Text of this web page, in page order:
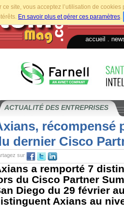
site, vous acceptez l’utilisation de
En savoir plus et gérer ces paramètres.
accueil
ACTUALITÉ DES ENTREPRISES
récompensé
dernier Cisco
sur
a remporté 7
du Cisco Partner
Diego du 29 février
Axians au